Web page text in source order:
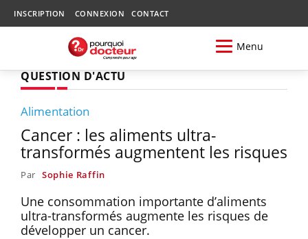
INSCRIPTION CONNEXION CONTACT
Menu
QUESTION D'ACTU
Alimentation
Cancer : les aliments ultra-
transformés augmentent les risques
Par Sophie Raffin
Une consommation importante d’aliments
ultra-transformés augmente les risques de
développer un cancer.